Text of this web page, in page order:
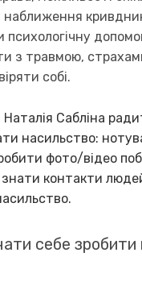
наближення
психологічну
з травмою,
собі.
Сабліна
насильство:
фото/відео
контакти
себе